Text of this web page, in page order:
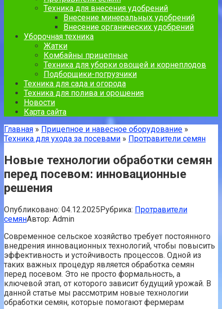
Техника для внесения удобрений
Внесение минеральных удобрений
Внесение органических удобрений
Уборочная техника
Жатки
Комбайны прицепные
Техника для уборки овощей и корнеплодов
Подборщики-погрузчики
Техника для сада и огорода
Техника для полива и орошения
Новости
Карта сайта
Главная » Прицепное и навесное оборудование »
Техника для ухода за посевами » Протравители семян
Новые технологии обработки семян
перед посевом: инновационные
решения
Опубликовано: 04.12.2025Рубрика: Протравители
семянАвтор: Admin
Современное сельское хозяйство требует постоянного
внедрения инновационных технологий, чтобы повысить
эффективность и устойчивость процессов. Одной из
таких важных процедур является обработка семян
перед посевом. Это не просто формальность, а
ключевой этап, от которого зависит будущий урожай. В
данной статье мы рассмотрим новые технологии
обработки семян, которые помогают фермерам